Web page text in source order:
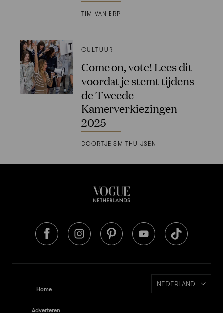
TIM VAN ERP
CULTUUR
Come on, vote! Lees dit
voordat je stemt tijdens
de Tweede
Kamerverkiezingen
2025
DOORTJE SMITHUIJSEN
Home
Adverteren
NEDERLAND